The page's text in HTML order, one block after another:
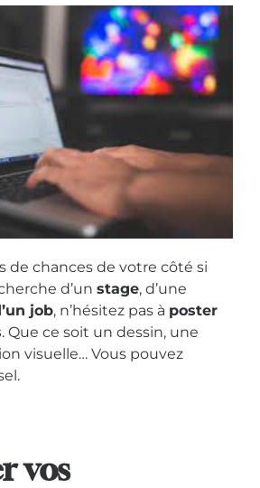
de chances de votre côté si
d’un stage, d’une
job, n’hésitez pas à poster
. Que ce soit un dessin, une
visuelle… Vous pouvez
vos